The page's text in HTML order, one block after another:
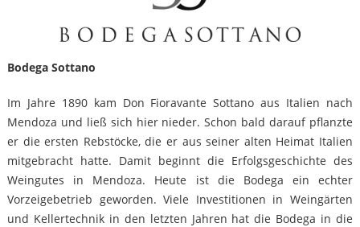
Bodega Sottano
Im Jahre 1890 kam Don Fioravante Sottano aus Italien nach
Mendoza und ließ sich hier nieder. Schon bald darauf pflanzte
er die ersten Rebstöcke, die er aus seiner alten Heimat Italien
mitgebracht hatte. Damit beginnt die Erfolgsgeschichte des
Weingutes in Mendoza. Heute ist die Bodega ein echter
Vorzeigebetrieb geworden. Viele Investitionen in Weingärten
und Kellertechnik in den letzten Jahren hat die Bodega in die